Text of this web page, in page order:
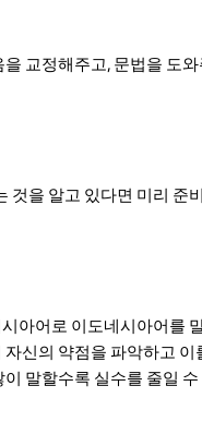
교정해주고, 문법을 도와
것을 알고 있다면 미리 준
아어로 이도네시아어를
신의 약점을 파악하고 이
말할수록 실수를 줄일 수